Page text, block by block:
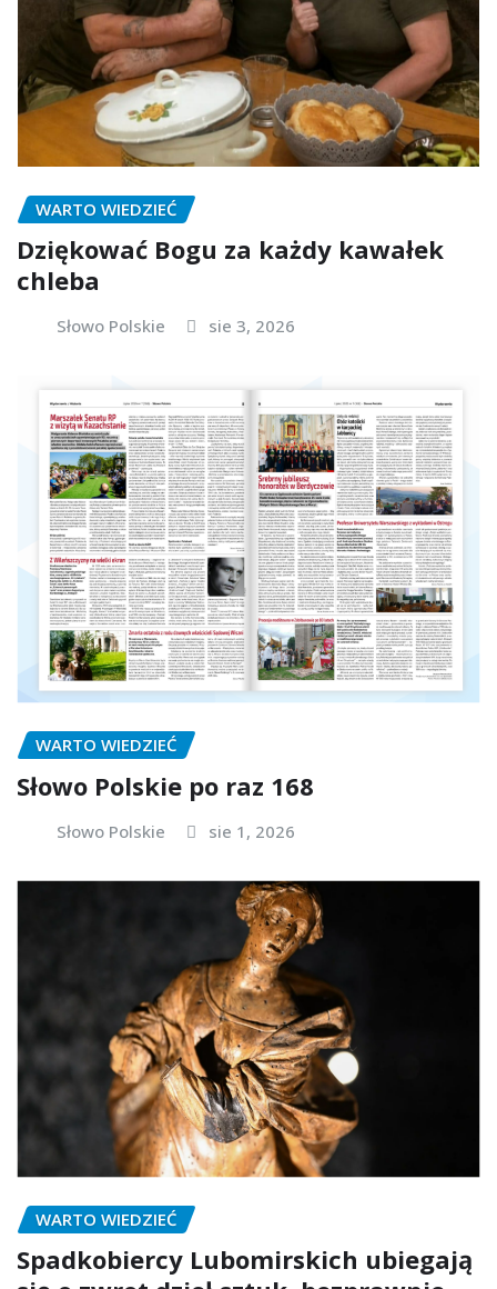
WARTO WIEDZIEĆ
Dziękować Bogu za każdy kawałek
chleba
Słowo Polskie sie 3, 2026
WARTO WIEDZIEĆ
Słowo Polskie po raz 168
Słowo Polskie sie 1, 2026
WARTO WIEDZIEĆ
Spadkobiercy Lubomirskich ubiegają